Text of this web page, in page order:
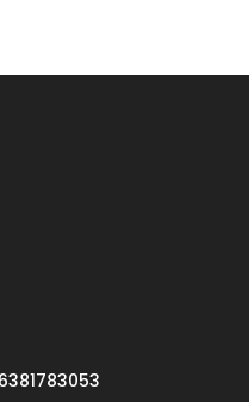
pozytywnych relacji z
6381783053